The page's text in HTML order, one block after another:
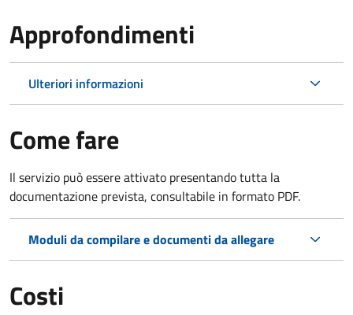
Approfondimenti
Ulteriori informazioni
Come fare
Il servizio può essere attivato presentando tutta la
documentazione prevista, consultabile in formato PDF.
Moduli da compilare e documenti da allegare
Costi